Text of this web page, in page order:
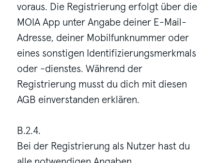
voraus. Die Registrierung erfolgt über die
MOIA App unter Angabe deiner E-Mail-
Adresse, deiner Mobilfunknummer oder
eines sonstigen Identifizierungsmerkmals
oder -dienstes. Während der
Registrierung musst du dich mit diesen
AGB einverstanden erklären.
B.2.4.
Bei der Registrierung als Nutzer hast du